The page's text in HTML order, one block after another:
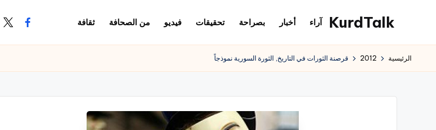
المحتوى
KurdTalk
اخبار
آراء أخبار بصراحة تحقيقات فيديو من الصحافة ثقافة
الرئيسية 2012 قرصنة الثورات في التاريخ, الثورة السورية نموذجاً